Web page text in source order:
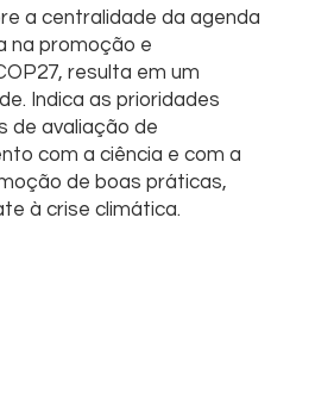
a centralidade da agenda
na promoção e
resulta em um
Indica as prioridades
de avaliação de
com a ciência e com a
de boas práticas,
à crise climática.